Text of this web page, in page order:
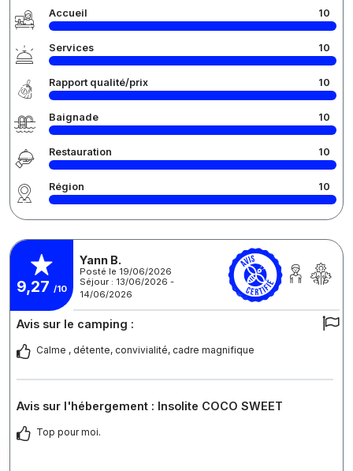
Accueil 10
Services 10
Rapport qualité/prix 10
Baignade 10
Restauration 10
Région 10
9,27 /10
Yann B.
Posté le 19/06/2026
Séjour : 13/06/2026 -
14/06/2026
Avis sur le camping :
Calme , détente, convivialité, cadre magnifique
Avis sur l'hébergement : Insolite COCO SWEET
Top pour moi.